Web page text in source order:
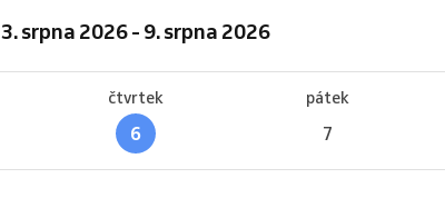
3. srpna 2026 - 9. srpna 2026
čtvrtek
6
pátek
7